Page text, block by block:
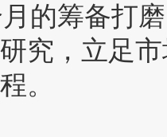
的筹备打
究，立足
。